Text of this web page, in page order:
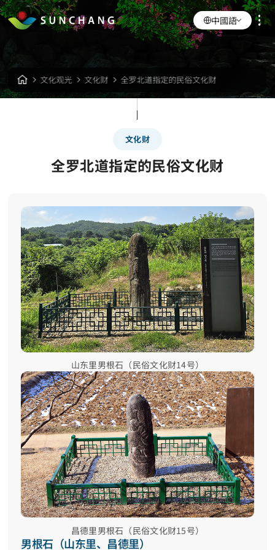
中國語
文化观光 文化财 全罗北道指定的民俗文化财
文化财
全罗北道指定的民俗文化财
男根石（山东里、昌德里）
山东里男根石（民俗文化财14号）
昌德里男根石（民俗文化财15号）